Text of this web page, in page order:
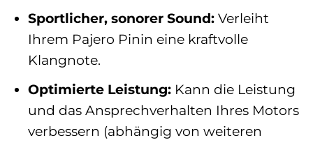
Sportlicher, sonorer Sound:Verleiht
Ihrem Pajero Pinin eine kraftvolle
Klangnote.
Optimierte Leistung:Kann die Leistung
und das Ansprechverhalten Ihres Motors
verbessern (abhängig von weiteren